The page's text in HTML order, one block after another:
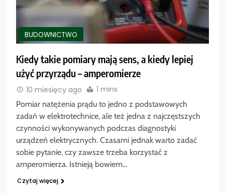
BUDOWNICTWO
Kiedy takie pomiary mają sens, a kiedy lepiej
użyć przyrządu – amperomierze
10 miesięcy ago 1 mins
Pomiar natężenia prądu to jedno z podstawowych
zadań w elektrotechnice, ale też jedna z najczęstszych
czynności wykonywanych podczas diagnostyki
urządzeń elektrycznych. Czasami jednak warto zadać
sobie pytanie, czy zawsze trzeba korzystać z
amperomierza. Istnieją bowiem…
Czytaj więcej